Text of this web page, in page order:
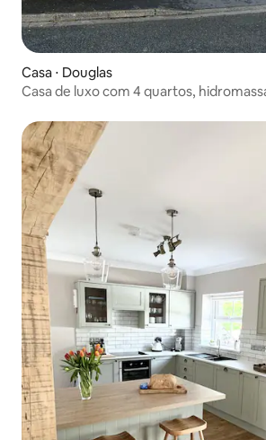
Casa ⋅ Douglas
Casa de luxo com 4 quartos,